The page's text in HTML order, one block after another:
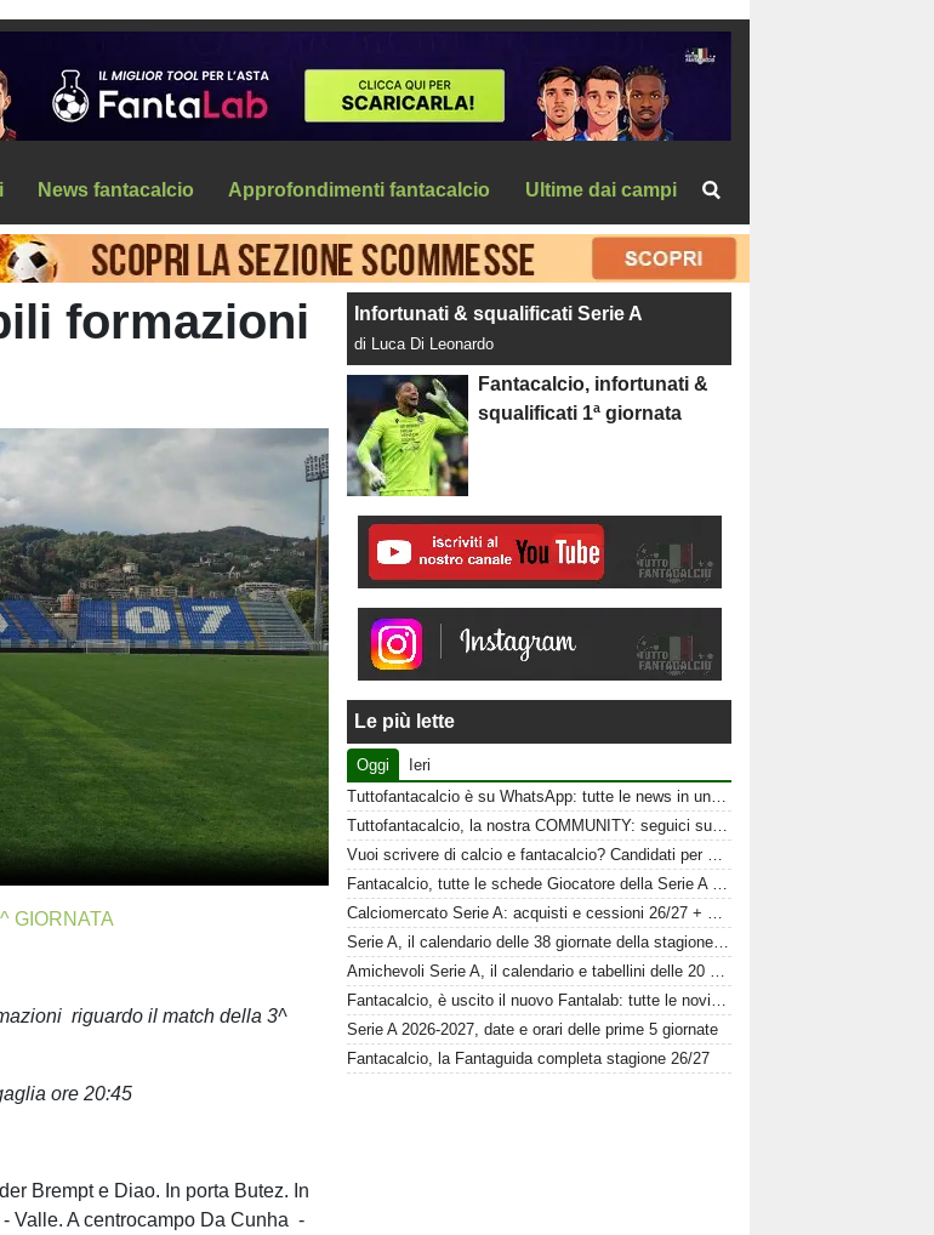
News fantacalcio Approfondimenti fantacalcio Ultime dai campi
formazioni
GIORNATA
riguardo il match della 3^
ore 20:45
Brempt e Diao. In porta Butez. In
Valle. A centrocampo Da Cunha -
Infortunati & squalificati Serie A
di Luca Di Leonardo
Fantacalcio, infortunati &
squalificati 1ª giornata
Le più lette
Oggi
Ieri
Tuttofantacalcio è su WhatsApp: tutte le news in un click
Tuttofantacalcio, la nostra COMMUNITY: seguici sui nostri canali social
Vuoi scrivere di calcio e fantacalcio? Candidati per Tuttofantacalcio
Fantacalcio, tutte le schede Giocatore della Serie A 26-27
Calciomercato Serie A: acquisti e cessioni 26/27 + schede al fantacalcio
Serie A, il calendario delle 38 giornate della stagione 2026-2027
Amichevoli Serie A, il calendario e tabellini delle 20 squadre
Fantacalcio, è uscito il nuovo Fantalab: tutte le novità 2026-2027
Serie A 2026-2027, date e orari delle prime 5 giornate
Fantacalcio, la Fantaguida completa stagione 26/27